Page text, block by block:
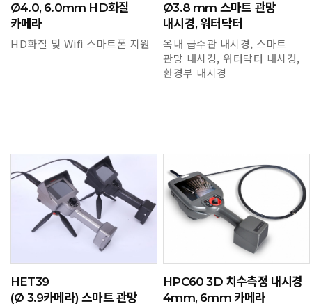
Ø4.0, 6.0mm HD화질
카메라
HD화질 및 Wifi 스마트폰 지원
Ø3.8 mm 스마트 관망
내시경, 워터닥터
옥내 급수관 내시경, 스마트
관망 내시경, 워터닥터 내시경,
환경부 내시경
HET39
(Ø 3.9카메라) 스마트 관망
HPC60 3D 치수측정 내시경
4mm, 6mm 카메라